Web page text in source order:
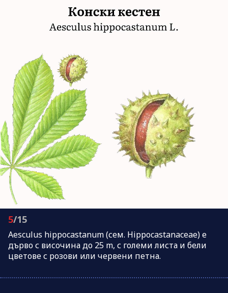
5/15
Aesculus hippocastanum (сем. Hippocastanaceae) е
дърво с височина до 25 m, с големи листа и бели
цветове с розови или червени петна.